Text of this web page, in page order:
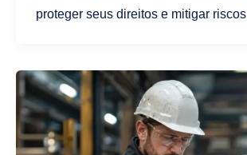
proteger seus direitos e mitigar riscos.